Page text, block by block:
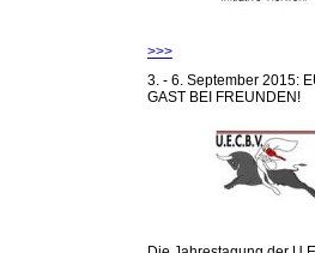
>>>
3. - 6. September 2015:
GAST BEI FREUNDEN!